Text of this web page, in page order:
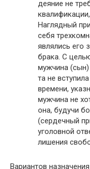
деяние не
Наглядный
себя
являлись его
брака. С
мужчина
та не
времени,
мужчина не
она, будучи
(сердечный
уголовной
лишения
Вариантов